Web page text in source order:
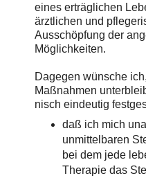
eines erträglichen
ärztlichen und
Ausschöpfung der
Möglichkeiten.
Dagegen wünsche
Maßnahmen
nisch eindeutig
daß ich mich
unmittelbaren
bei dem jede
Therapie das